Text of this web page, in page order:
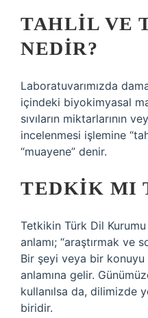
TAHLIL VE
NEDIR?
Laboratuvarımızda
içindeki biyokimyasal
sıvıların miktarlarının
incelenmesi işlemine
“muayene” denir.
TEDKIK MI
Tetkikin Türk Dil
anlamı; “araştırmak ve
Bir şeyi veya bir konuyu
anlamına gelir.
kullanılsa da, dilimizde
biridir.